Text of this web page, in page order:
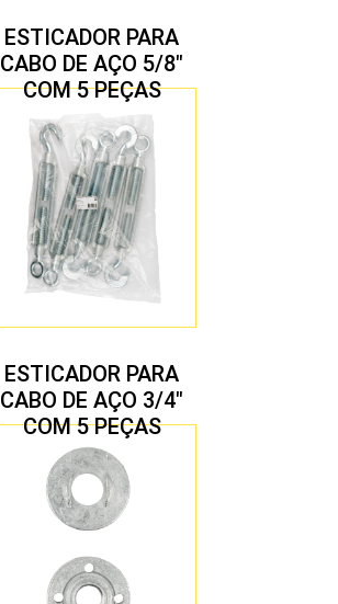
ESTICADOR PARA
CABO DE AÇO 5/8″
COM 5 PEÇAS
ESTICADOR PARA
CABO DE AÇO 3/4″
COM 5 PEÇAS